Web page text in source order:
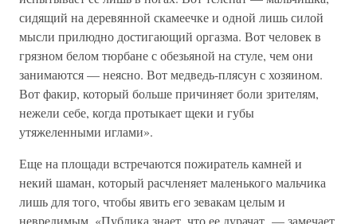
сидящий на деревянной скамеечке и одной лишь силой
мысли прилюдно достигающий оргазма. Вот человек в
грязном белом тюрбане с обезьяной на стуле, чем они
занимаются — неясно. Вот медведь-плясун с хозяином.
Вот факир, который больше причиняет боли зрителям,
нежели себе, когда протыкает щеки и губы
утяжеленными иглами».
Еще на площади встречаются пожиратель камней и
некий шаман, который расчленяет маленького мальчика
лишь для того, чтобы явить его зевакам целым и
невредимым. «Публика знает, что ее дурачат, — замечает